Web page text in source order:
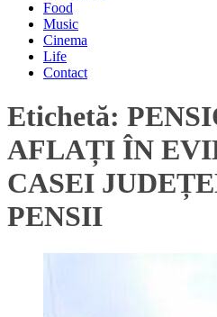
Food
Music
Cinema
Life
Contact
Etichetă:
AFLAȚI ÎN
CASEI
PENSII